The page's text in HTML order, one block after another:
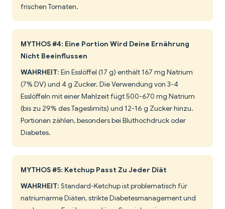
frischen Tomaten.
MYTHOS #4: Eine Portion Wird Deine Ernährung
Nicht Beeinflussen
WAHRHEIT: Ein Esslöffel (17 g) enthält 167 mg Natrium
(7% DV) und 4 g Zucker. Die Verwendung von 3-4
Esslöffeln mit einer Mahlzeit fügt 500-670 mg Natrium
(bis zu 29% des Tageslimits) und 12-16 g Zucker hinzu.
Portionen zählen, besonders bei Bluthochdruck oder
Diabetes.
MYTHOS #5: Ketchup Passt Zu Jeder Diät
WAHRHEIT: Standard-Ketchup ist problematisch für
natriumarme Diäten, strikte Diabetesmanagement und